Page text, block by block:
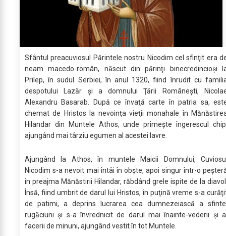
Sfântul preacuviosul Părintele nostru Nicodim cel sfinţit era
neam macedo-român, născut din părinţi binecredincioşi
Prilep, în sudul Serbiei, în anul 1320, fiind înrudit cu
despotului Lazăr şi a domnului Ţării Româneşti,
Alexandru Basarab. După ce învaţă carte în patria sa,
chemat de Hristos la nevoinţa vieţii monahale în
Hilandar din Muntele Athos, unde primeşte îngerescul
ajungând mai târziu egumen al acestei lavre.
Ajungând la Athos, în muntele Maicii Domnului,
Nicodim s-a nevoit mai întâi în obşte, apoi singur într-o
în preajma Mănăstirii Hilandar, răbdând grele ispite de la
Însă, fiind umbrit de darul lui Hristos, în puţină vreme s-a
de patimi, a deprins lucrarea cea dumnezeiască a
rugăciuni şi s-a învrednicit de darul mai înainte-vederii şi
facerii de minuni, ajungând vestit în tot Muntele.